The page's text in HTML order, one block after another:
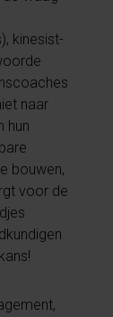
kinesist-
naar
hun
bouwen,
voor de